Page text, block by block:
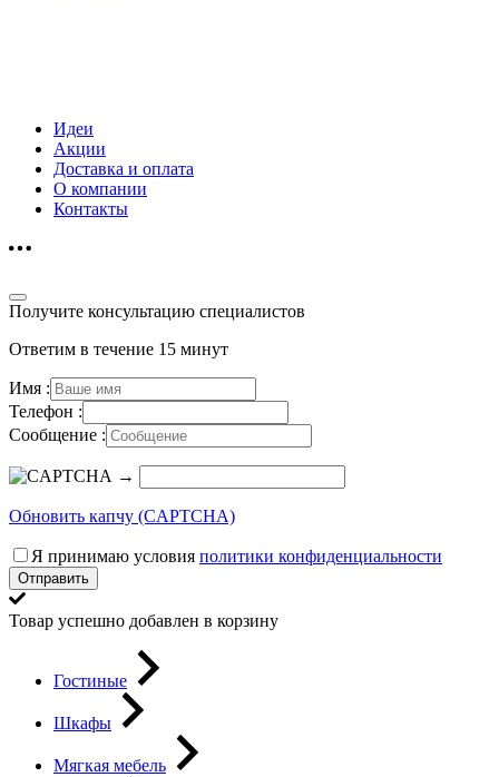
Идеи
Акции
Доставка и оплата
О компании
Контакты
Получите консультацию специалистов
Ответим в течение 15 минут
Имя :
Телефон :
Сообщение :
→
Обновить капчу (CAPTCHA)
Я принимаю условия политики конфиденциальности
Отправить
Товар успешно добавлен в корзину
Гостиные
Шкафы
Мягкая мебель